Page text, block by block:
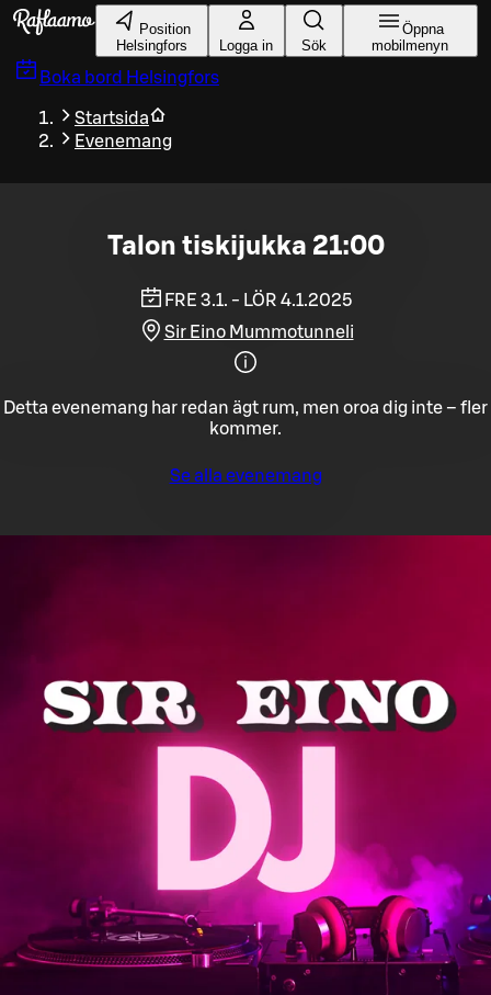
Gå till huvudinnehållet
Position
Helsingfors
Logga in Sök
Öppna
mobilmenyn
Boka bord Helsingfors
Startsida
Evenemang
Talon tiskijukka 21:00
FRE 3.1. - LÖR 4.1.2025
Sir Eino Mummotunneli
Detta evenemang har redan ägt rum, men oroa dig inte – fler
kommer.
Se alla evenemang